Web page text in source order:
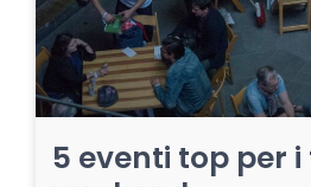
5 eventi top per i